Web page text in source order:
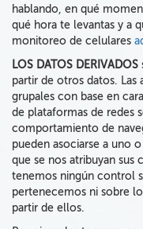
hablando, en qué
qué hora te levantas y a
monitoreo de celulares
LOS DATOS DERIVADOS
partir de otros datos.
grupales con base en
de plataformas de redes
comportamiento de
pueden asociarse a uno
que se nos atribuyan sus
tenemos ningún control
pertenecemos ni sobre
partir de ellos.